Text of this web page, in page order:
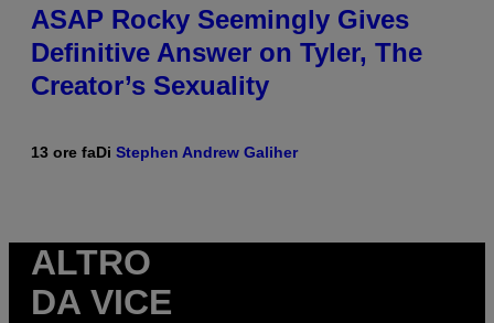
ASAP Rocky Seemingly Gives
Definitive Answer on Tyler, The
Creator’s Sexuality
13 ore faDi Stephen Andrew Galiher
ALTRO
DA VICE